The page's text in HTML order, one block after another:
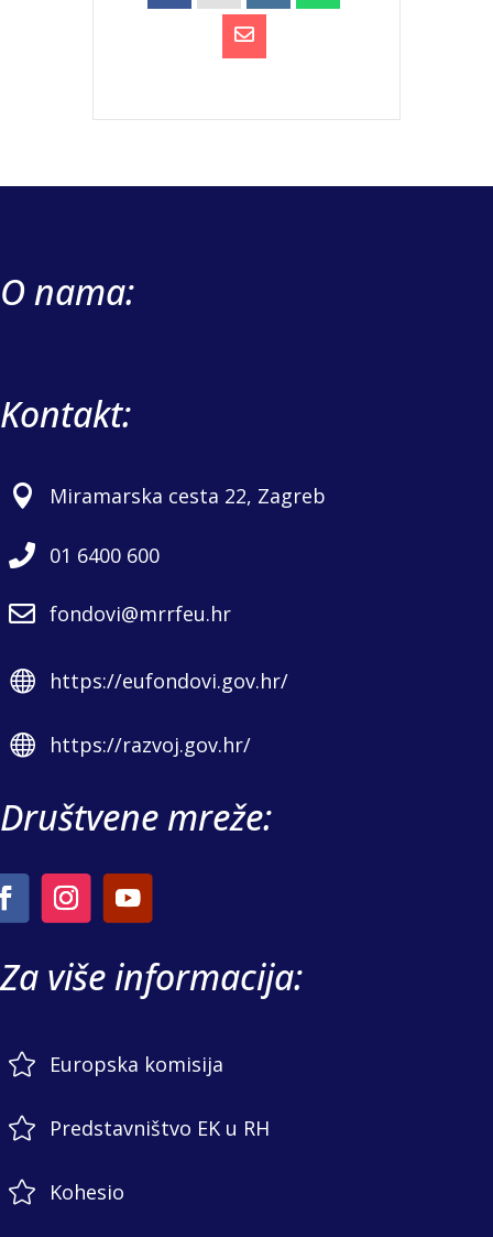
O nama:
Kontakt:
 Miramarska cesta 22, Zagreb
 01 6400 600
 fondovi@mrrfeu.hr
 https://eufondovi.gov.hr/
 https://razvoj.gov.hr/
Društvene mreže:
Za više informacija:
 Europska komisija
 Predstavništvo EK u RH
 Kohesio